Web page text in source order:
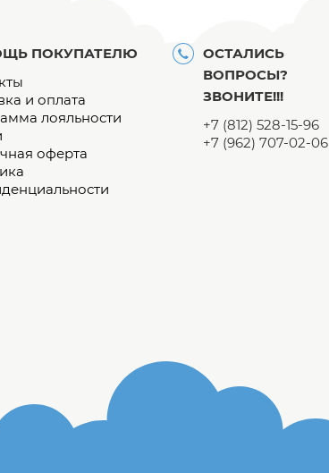
ПОКУПАТЕЛЮ
и оплата
лояльности
оферта
ОСТАЛИСЬ
ВОПРОСЫ?
ЗВОНИТЕ!!!
+7 (812) 528-15-96
+7 (962) 707-02-06